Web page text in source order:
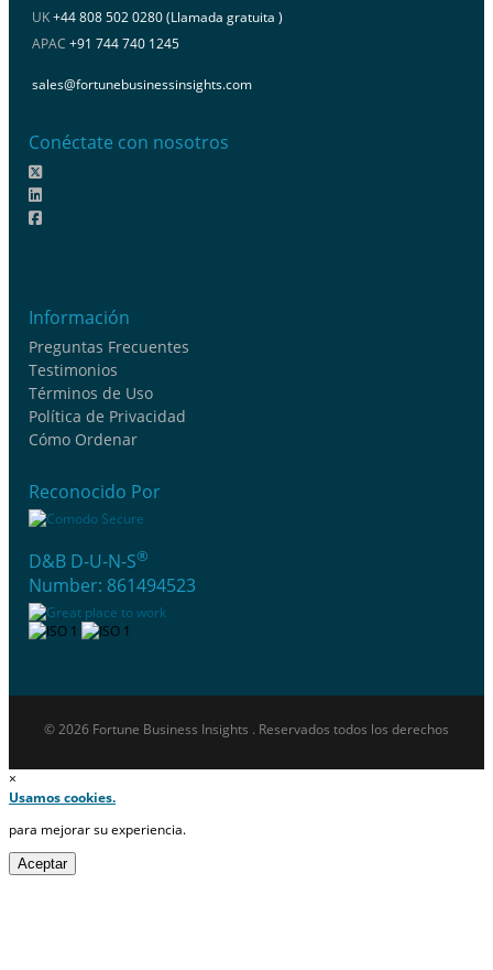
UK+44 808 502 0280 (Llamada gratuita )
APAC +91 744 740 1245
sales@fortunebusinessinsights.com
Conéctate con nosotros
Información
Preguntas Frecuentes
Testimonios
Términos de Uso
Política de Privacidad
Cómo Ordenar
Reconocido Por
D&B D-U-N-S®
Number: 861494523
© 2026 Fortune Business Insights . Reservados todos los derechos
×
Usamos cookies.
para mejorar su experiencia.
Aceptar